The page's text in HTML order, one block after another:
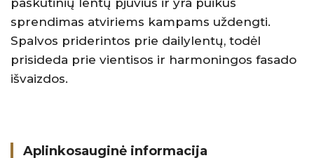
paskutinių lentų pjūvius ir yra puikus
sprendimas atviriems kampams uždengti.
Spalvos priderintos prie dailylentų, todėl
prisideda prie vientisos ir harmoningos fasado
išvaizdos.
Aplinkosauginė informacija